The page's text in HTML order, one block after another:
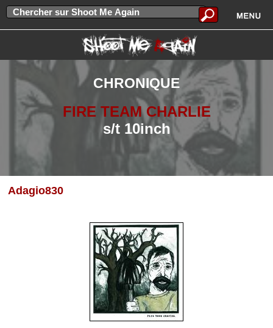
CHRONIQUE
FIRE TEAM CHARLIE
s/t 10inch
Adagio830